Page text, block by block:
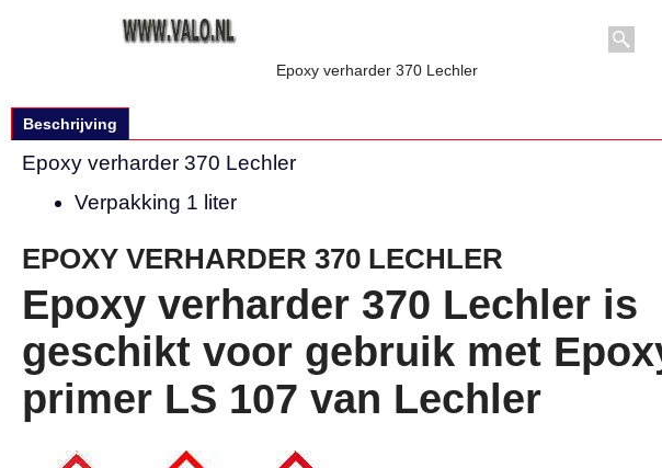
Epoxy verharder 370 Lechler
Beschrijving
Epoxy verharder 370 Lechler
Verpakking 1 liter
EPOXY VERHARDER 370 LECHLER
Epoxy verharder 370 Lechler is
geschikt voor gebruik met
primer LS 107 van Lechler